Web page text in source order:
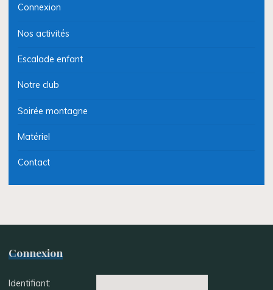
Connexion
Nos activités
Escalade enfant
Notre club
Soirée montagne
Matériel
Contact
Connexion
Identifiant: